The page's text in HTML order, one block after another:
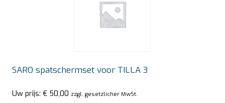
SARO spatschermset voor TILLA 3
Uw prijs: € 50,00 zzgl. gesetzlicher MwSt.